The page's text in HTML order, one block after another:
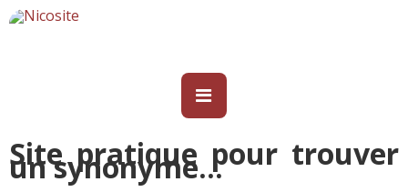
Site pratique pour trouver
un synonyme...